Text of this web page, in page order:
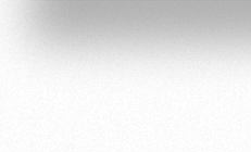
Как поступить